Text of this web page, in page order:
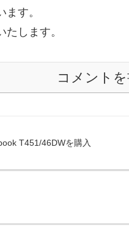
す。
します。
コメント
T451/46DWを購入